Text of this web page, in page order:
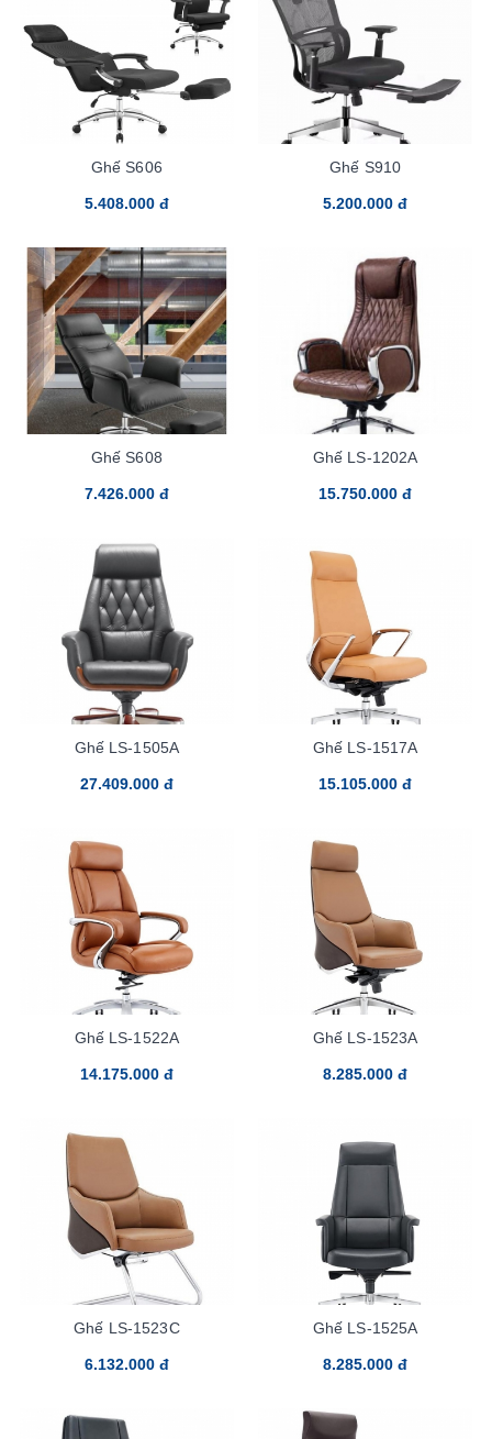
Ghế S606
5.408.000 đ
Ghế S910
5.200.000 đ
Ghế S608
7.426.000 đ
Ghế LS-1202A
15.750.000 đ
Ghế LS-1505A
27.409.000 đ
Ghế LS-1517A
15.105.000 đ
Ghế LS-1522A
14.175.000 đ
Ghế LS-1523A
8.285.000 đ
Ghế LS-1523C
6.132.000 đ
Ghế LS-1525A
8.285.000 đ